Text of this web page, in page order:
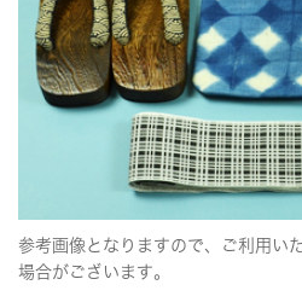
参考画像となりますので、ご利用い
場合がございます。